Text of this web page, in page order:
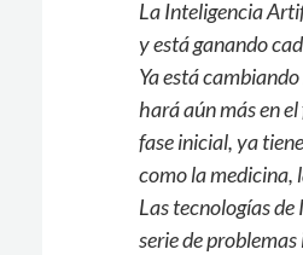
La Inteligencia
y está ganando
Ya está
hará aún más en
fase inicial, ya
como la medicina,
Las tecnologías
serie de